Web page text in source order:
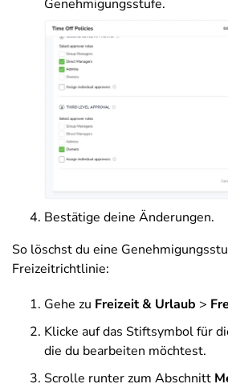
Genehmigungsstufe.
Bestätige deine Änderungen.
So löschst du eine
Freizeitrichtlinie:
Gehe zu Freizeit & Urlaub >
Klicke auf das Stiftsymbol für
die du bearbeiten möchtest.
Scrolle runter zum Abschnitt